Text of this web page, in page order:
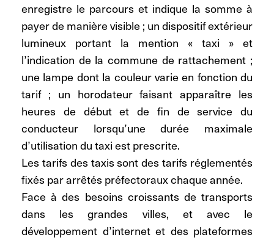
enregistre le parcours et indique la somme à
payer de manière visible ; un dispositif extérieur
lumineux portant la mention « taxi » et
l’indication de la commune de rattachement ;
une lampe dont la couleur varie en fonction du
tarif ; un horodateur faisant apparaître les
heures de début et de fin de service du
conducteur lorsqu’une durée maximale
d’utilisation du taxi est prescrite.
Les tarifs des taxis sont des tarifs réglementés
fixés par arrêtés préfectoraux chaque année.
Face à des besoins croissants de transports
dans les grandes villes, et avec le
développement d’internet et des plateformes